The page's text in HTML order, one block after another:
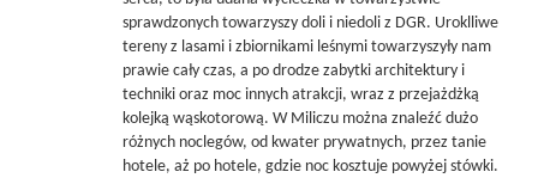
sprawdzonych towarzyszy doli i niedoli z DGR. Uroklliwe
tereny z lasami i zbiornikami leśnymi towarzyszyły nam
prawie cały czas, a po drodze zabytki architektury i
techniki oraz moc innych atrakcji, wraz z przejażdżką
kolejką wąskotorową. W Miliczu można znaleźć dużo
różnych noclegów, od kwater prywatnych, przez tanie
hotele, aż po hotele, gdzie noc kosztuje powyżej stówki.